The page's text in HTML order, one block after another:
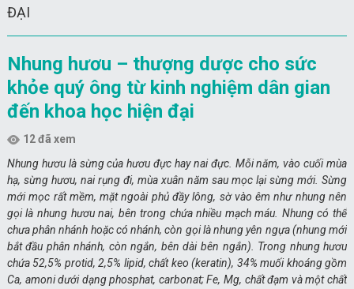
ĐẠI
Nhung hươu – thượng dược cho sức
khỏe quý ông từ kinh nghiệm dân gian
đến khoa học hiện đại
12 đã xem
Nhung hươu là sừng của hươu đực hay nai đực. Mỗi năm, vào cuối mùa
hạ, sừng hươu, nai rụng đi, mùa xuân năm sau mọc lại sừng mới. Sừng
mới mọc rất mềm, mặt ngoài phủ đầy lông, sờ vào êm như nhung nên
gọi là nhung hươu nai, bên trong chứa nhiều mạch máu. Nhung có thể
chưa phân nhánh hoặc có nhánh, còn gọi là nhung yên ngựa (nhung mới
bắt đầu phân nhánh, còn ngắn, bên dài bên ngắn). Trong nhung hươu
chứa 52,5% protid, 2,5% lipid, chất keo (keratin), 34% muối khoáng gồm
Ca, amoni dưới dạng phosphat, carbonat; Fe, Mg, chất đạm và một chất